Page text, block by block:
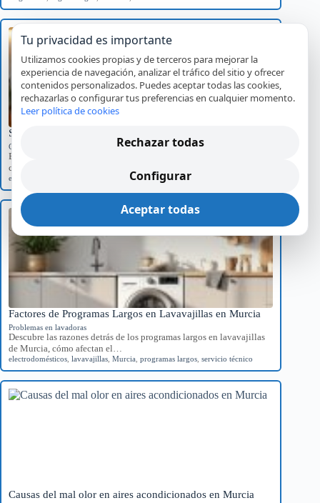
Significado del Error E01 en Hornos Teka y Soluciones
Códigos de error por marca
Explora el significado del error E01 en hornos Teka, sus causas
comunes y el impacto…
error E01 ,servicio técnico
Factores de Programas Largos en Lavavajillas en Murcia
Problemas en lavadoras
Descubre las razones detrás de los programas largos en lavavajillas
de Murcia, cómo afectan el…
electrodomésticos lavavajillas Murcia programas largos servicio técnico
Causas del mal olor en aires acondicionados en Murcia
Tu privacidad es importante
Utilizamos cookies propias y de terceros para mejorar la
experiencia de navegación, analizar el tráfico del sitio y ofrecer
contenidos personalizados. Puedes aceptar todas las cookies,
rechazarlas o configurar tus preferencias en cualquier momento.
Leer política de cookies
Rechazar todas
Configurar
Aceptar todas